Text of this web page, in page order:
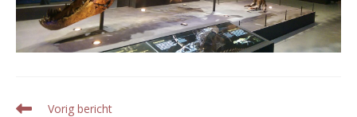
Lees
Vorig bericht